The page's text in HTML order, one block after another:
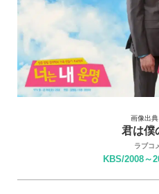
画像出
君は僕
ラブコ
KBS/2008～